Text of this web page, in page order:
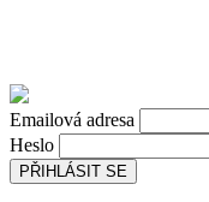
Emailová adresa
Heslo
PŘIHLÁSIT SE